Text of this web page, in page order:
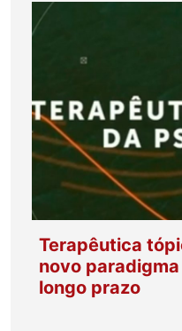
Terapêutica
novo
longo prazo